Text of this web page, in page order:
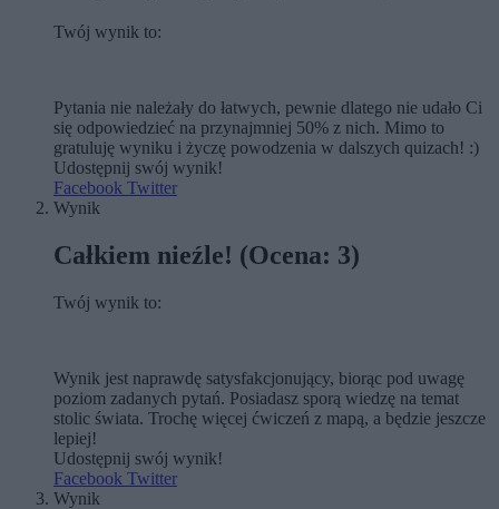
Twój wynik to:
Pytania nie należały do łatwych, pewnie dlatego nie udało Ci
się odpowiedzieć na przynajmniej 50% z nich. Mimo to
gratuluję wyniku i życzę powodzenia w dalszych quizach! :)
Udostępnij swój wynik!
Facebook Twitter
Wynik
Całkiem nieźle! (Ocena: 3)
Twój wynik to:
Wynik jest naprawdę satysfakcjonujący, biorąc pod uwagę
poziom zadanych pytań. Posiadasz sporą wiedzę na temat
stolic świata. Trochę więcej ćwiczeń z mapą, a będzie jeszcze
lepiej!
Udostępnij swój wynik!
Facebook Twitter
Wynik